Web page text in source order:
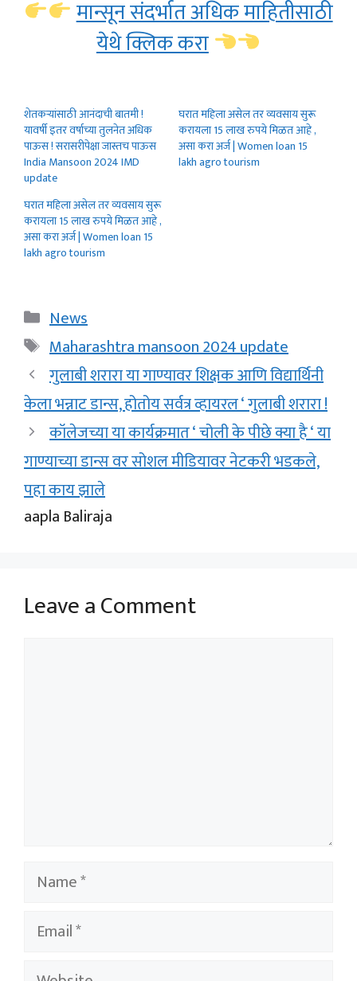
मान्सून संदर्भात अधिक माहितीसाठी
येथे क्लिक करा
शेतकऱ्यांसाठी आनंदाची बातमी !
यावर्षी इतर वर्षाच्या तुलनेत अधिक
पाऊस ! सरासरीपेक्षा जास्तच पाऊस
India Mansoon 2024 IMD
update
घरात महिला असेल तर व्यवसाय सुरू
करायला 15 लाख रुपये मिळत आहे ,
असा करा अर्ज | Women loan 15
lakh agro tourism
घरात महिला असेल तर व्यवसाय सुरू
करायला 15 लाख रुपये मिळत आहे ,
असा करा अर्ज | Women loan 15
lakh agro tourism
Categories
News
Tags
Maharashtra mansoon 2024 update
गुलाबी शरारा या गाण्यावर शिक्षक आणि विद्यार्थिनी
केला भन्नाट डान्स, होतोय सर्वत्र व्हायरल ‘ गुलाबी शरारा !
कॉलेजच्या या कार्यक्रमात ‘ चोली के पीछे क्या है ‘ या
गाण्याच्या डान्स वर सोशल मीडियावर नेटकरी भडकले,
पहा काय झाले
aapla Baliraja
Leave a Comment
Name
Email
Website